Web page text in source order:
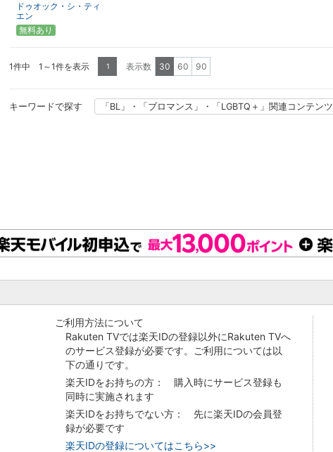
ドゥオック・シ・ティ
エン
無料あり
1件中 1～1件を表示 1 表示数 30 60 90
キーワードで探す 「BL」・「ブロマンス」・「LGBTQ＋」関連コンテンツ
ご利用方法について
Rakuten TVでは楽天IDの登録以外にRakuten TVへ
のサービス登録が必要です。ご利用については以
下の通りです。
楽天IDをお持ちの方： 購入時にサービス登録も
同時に実施されます
楽天IDをお持ちでない方： 先に楽天IDの会員登
録が必要です
楽天IDの登録についてはこちら>>